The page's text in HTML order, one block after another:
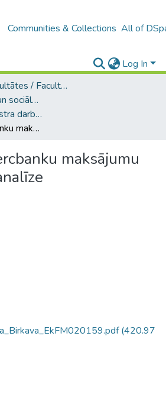
Communities & Collections All of
Log In
B4 – LU fakultātes / Faculties of the UL
A -- Ekonomikas un sociālo zinātņu fakultāte / Faculty of Economics and Social Sciences
Bakalaura un maģistra darbi (ESZF) / Bachelor's and Master's theses
Latvijas komercbanku maksājumu karšu tirgus analīze
maksājumu
(420.97